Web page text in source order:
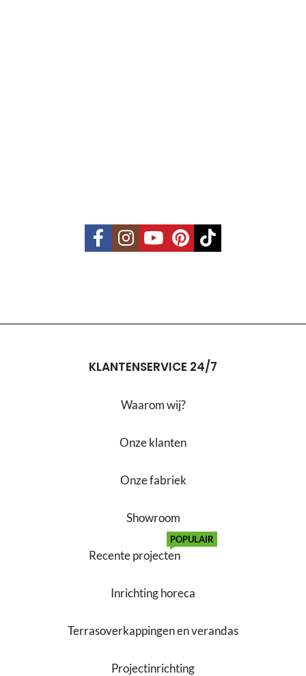
KLANTENSERVICE 24/7
Waarom wij?
Onze klanten
Onze fabriek
Showroom
Recente projecten
POPULAIR
Inrichting horeca
Terrasoverkappingen en verandas
Projectinrichting